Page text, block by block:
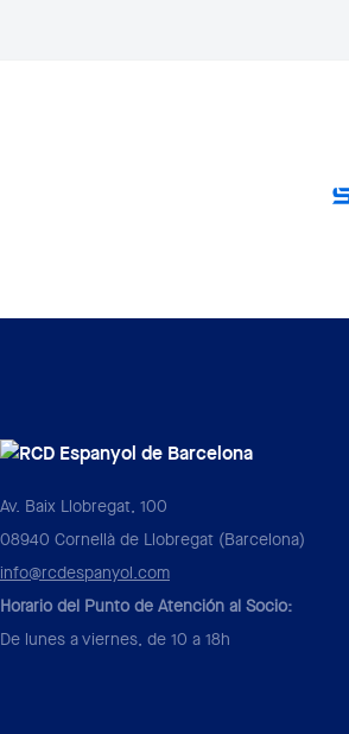
Av. Baix Llobregat, 100
08940 Cornellà de Llobregat (Barcelona)
info@rcdespanyol.com
Horario del Punto de Atención al Socio:
De lunes a viernes, de 10 a 18h